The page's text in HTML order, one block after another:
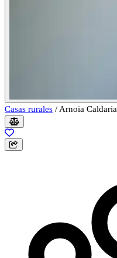
Casas rurales / Arnoia Caldaria